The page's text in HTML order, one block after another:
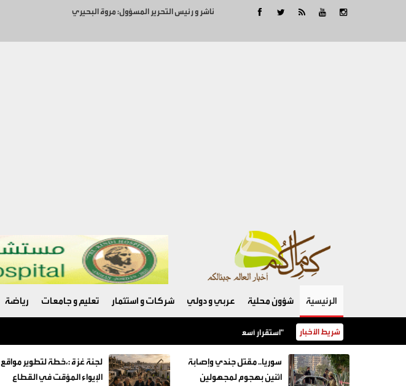
ناشر و رئيس التحرير المسؤول: مروة البحيري
الرئيسية شؤون محلية عربي و دولي شركات و استثمار تعليم و جامعات رياضة
شريط الأخبار استقرار أسعار أصناف عديدة من الخضار مع ورود كميات وافرة إلى "السوق المركزي"
سوريا.. مقتل جندي وإصابة
اثنين بهجوم لمجهولين
لجنة غزة :،خطة لتطوير مواقع
الإيواء المؤقت في القطاع